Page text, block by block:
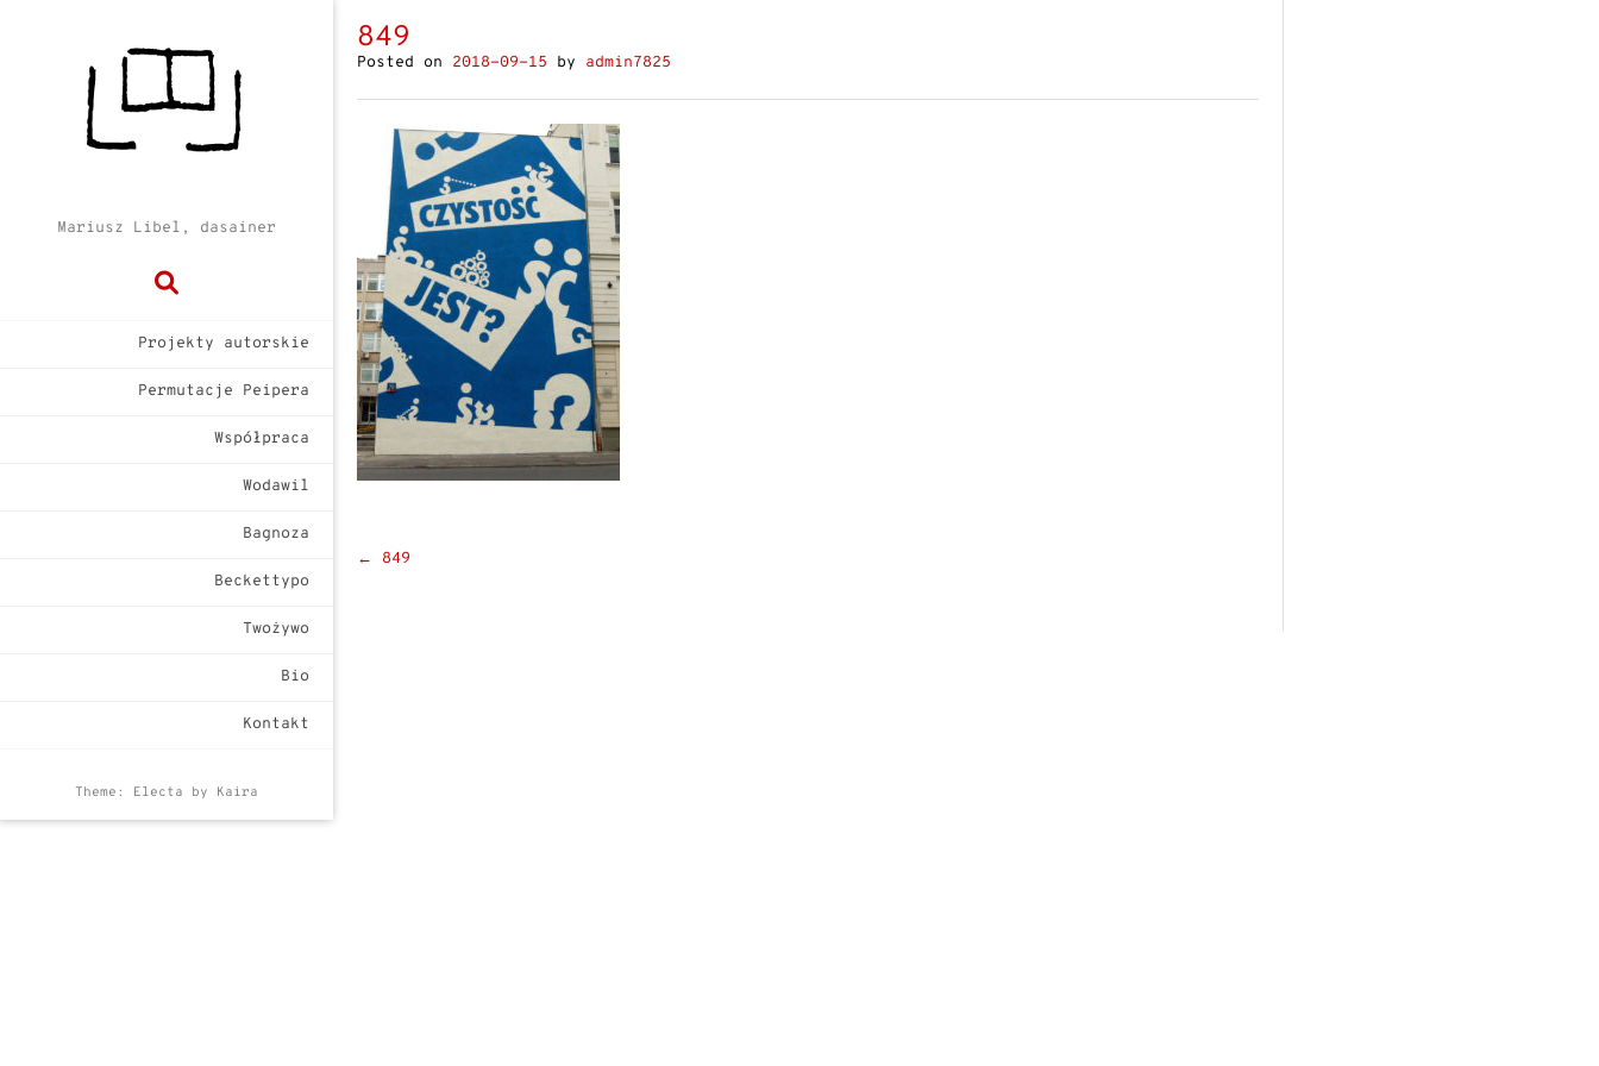
Mariusz Libel, dasainer
Projekty autorskie
Permutacje Peipera
Współpraca
Wodawil
Bagnoza
Beckettypo
Twożywo
Bio
Kontakt
Theme: Electa by Kaira
849
Posted on 2018-09-15 by admin7825
Post
← 849